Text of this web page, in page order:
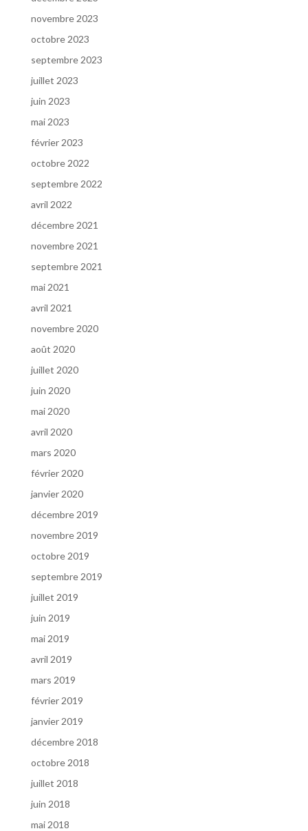
novembre 2023
octobre 2023
septembre 2023
juillet 2023
juin 2023
mai 2023
février 2023
octobre 2022
septembre 2022
avril 2022
décembre 2021
novembre 2021
septembre 2021
mai 2021
avril 2021
novembre 2020
août 2020
juillet 2020
juin 2020
mai 2020
avril 2020
mars 2020
février 2020
janvier 2020
décembre 2019
novembre 2019
octobre 2019
septembre 2019
juillet 2019
juin 2019
mai 2019
avril 2019
mars 2019
février 2019
janvier 2019
décembre 2018
octobre 2018
juillet 2018
juin 2018
mai 2018